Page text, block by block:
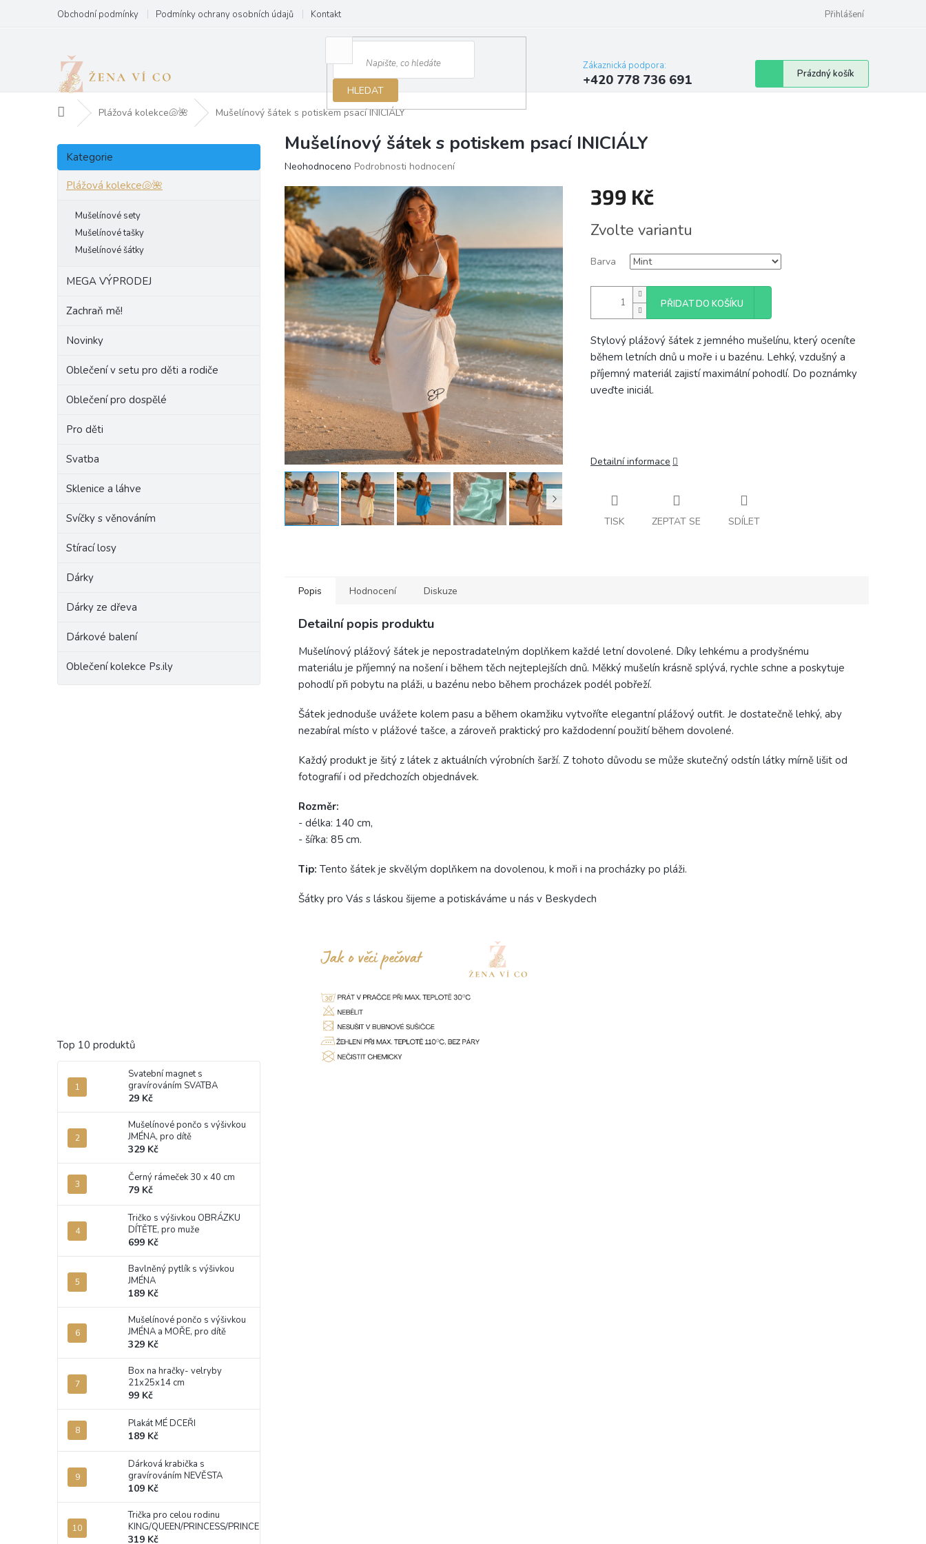
obsah
Obchodní podmínky Podmínky ochrany osobních údajů Kontakt Přihlášení
HLEDAT
Zákaznická podpora:
+420 778 736 691
Nákupní
košík
Prázdný košík
Domů Plážová kolekce🐚🌺 Mušelínový šátek s potiskem psací INICIÁLY
P
s
Přeskočit
kategorie
Kategorie
Plážová kolekce🐚🌺
Mušelínové sety
Mušelínové tašky
Mušelínové šátky
MEGA VÝPRODEJ
Zachraň mě!
Novinky
Oblečení v setu pro děti a rodiče
Oblečení pro dospělé
Pro děti
Svatba
Sklenice a láhve
Svíčky s věnováním
Stírací losy
Dárky
Dárky ze dřeva
Dárkové balení
Oblečení kolekce Ps.ily
Top 10 produktů
Svatební magnet s
gravírováním SVATBA
29 Kč
Mušelínové pončo s výšivkou
JMÉNA, pro dítě
329 Kč
Černý rámeček 30 x 40 cm
79 Kč
Tričko s výšivkou OBRÁZKU
DÍTĚTE, pro muže
699 Kč
Bavlněný pytlík s výšivkou
JMÉNA
189 Kč
Mušelínové pončo s výšivkou
JMÉNA a MOŘE, pro dítě
329 Kč
Box na hračky- velryby
21x25x14 cm
99 Kč
Plakát MÉ DCEŘI
189 Kč
Dárková krabička s
gravírováním NEVĚSTA
109 Kč
Trička pro celou rodinu
KING/QUEEN/PRINCESS/PRINCE
319 Kč
Mušelínový šátek s potiskem psací INICIÁLY
Průměrné
produktu
je
0,0
z
5
hvězdiček.
Neohodnoceno Podrobnosti hodnocení
399 Kč
cena:
Zvolte variantu
Barva
PŘIDAT DO KOŠÍKU
Stylový plážový šátek z jemného mušelínu, který oceníte
během letních dnů u moře i u bazénu. Lehký, vzdušný a
příjemný materiál zajistí maximální pohodlí. Do poznámky
uveďte iniciál.
Detailní informace
TISK ZEPTAT SE SDÍLET
Popis Hodnocení Diskuze
Detailní popis produktu
Mušelínový plážový šátek je nepostradatelným doplňkem každé letní dovolené. Díky lehkému a prodyšnému
materiálu je příjemný na nošení i během těch nejteplejších dnů. Měkký mušelín krásně splývá, rychle schne a poskytuje
pohodlí při pobytu na pláži, u bazénu nebo během procházek podél pobřeží.
Šátek jednoduše uvážete kolem pasu a během okamžiku vytvoříte elegantní plážový outfit. Je dostatečně lehký, aby
nezabíral místo v plážové tašce, a zároveň praktický pro každodenní použití během dovolené.
Každý produkt je šitý z látek z aktuálních výrobních šarží. Z tohoto důvodu se může skutečný odstín látky mírně lišit od
fotografií i od předchozích objednávek.
Rozměr:
- délka: 140 cm,
- šířka: 85 cm.
Tip: Tento šátek je skvělým doplňkem na dovolenou, k moři i na procházky po pláži.
Šátky pro Vás s láskou šijeme a potiskáváme u nás v Beskydech